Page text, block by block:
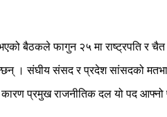
बैठकले फागुन २५ मा राष्ट्रपति र
हुन्छन् । संघीय संसद र प्रदेश सांसदको
प्रमुख राजनीतिक दल यो पद